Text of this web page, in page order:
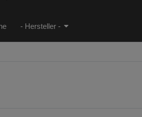
- Hersteller -